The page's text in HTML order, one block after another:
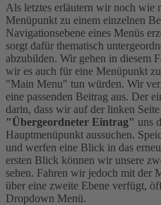
Als letztes erläutern wir noch wie
Menüpunkt zu einem einzelnen
Navigationsebene eines Menüs
sorgt dafür thematisch
abzubilden. Wir gehen in diesem
wir es auch für eine Menüpunkt
"Main Menu" tun würden. Wir
eine passenden Beitrag aus. Der
darin, dass wir auf der linken
"Übergeordneter Eintrag" uns
Hauptmenüpunkt aussuchen.
und werfen eine Blick in das
ersten Blick können wir unsere
sehen. Fahren wir jedoch mit der
über eine zweite Ebene verfügt,
Dropdown Menü.